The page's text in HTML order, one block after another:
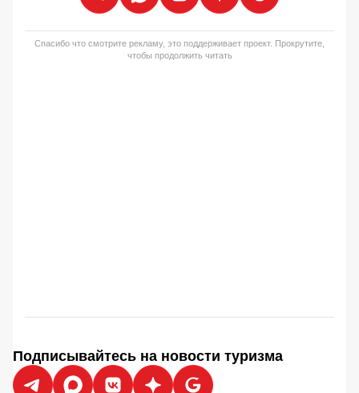
Спасибо что смотрите рекламу, это поддерживает проект. Прокрутите,
чтобы продолжить читать
Подписывайтесь на новости туризма